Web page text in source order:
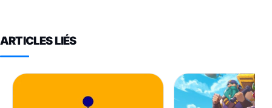
ARTICLES LIÉS